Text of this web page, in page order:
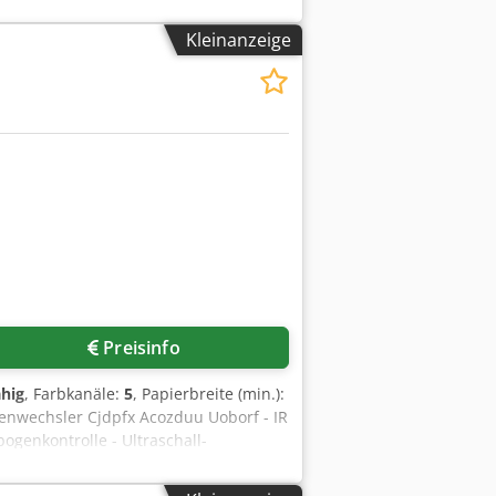
und Versand: Gerne können Sie
Verpackung und weltweiter
Kleinanzeige
Preisinfo
, Farbkanäle: 5, Papierbreite (min.):
Cjdpfx Acozduu Uoborf - IR
- Ultraschall-